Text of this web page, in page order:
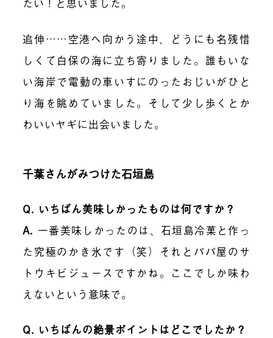
追伸……空港へ向かう途中、どうにも名残惜
しくて白保の海に立ち寄りました。誰もいな
い海岸で電動の車いすにのったおじいがひと
り海を眺めていました。そして少し歩くとか
わいいヤギに出会いました。
千葉さんがみつけた石垣島
Q. いちばん美味しかったものは何ですか？
A. 一番美味しかったのは、石垣島冷菓と作っ
た究極のかき氷です（笑）それとパパ屋のサ
トウキビジュースですかね。ここでしか味わ
えないという意味で。
Q. いちばんの絶景ポイントはどこでしたか？